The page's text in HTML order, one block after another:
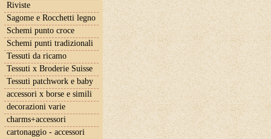
Riviste
Sagome e Rocchetti legno
Schemi punto croce
Schemi punti tradizionali
Tessuti da ricamo
Tessuti x Broderie Suisse
Tessuti patchwork e baby
accessori x borse e simili
decorazioni varie
charms+accessori
cartonaggio - accessori